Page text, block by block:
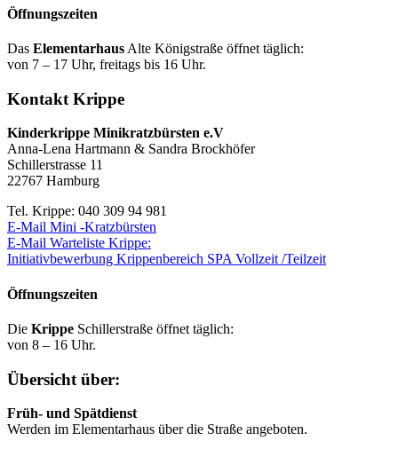
Öffnungszeiten
Das Elementarhaus Alte Königstraße öffnet täglich:
von 7 – 17 Uhr, freitags bis 16 Uhr.
Kontakt Krippe
Kinderkrippe Minikratzbürsten e.V
Anna-Lena Hartmann & Sandra Brockhöfer
Schillerstrasse 11
22767 Hamburg
Tel. Krippe: 040 309 94 981
E-Mail Mini -Kratzbürsten
E-Mail Warteliste Krippe:
Initiativbewerbung Krippenbereich SPA Vollzeit /Teilzeit
Öffnungszeiten
Die Krippe Schillerstraße öffnet täglich:
von 8 – 16 Uhr.
Übersicht über:
Früh- und Spätdienst
Werden im Elementarhaus über die Straße angeboten.